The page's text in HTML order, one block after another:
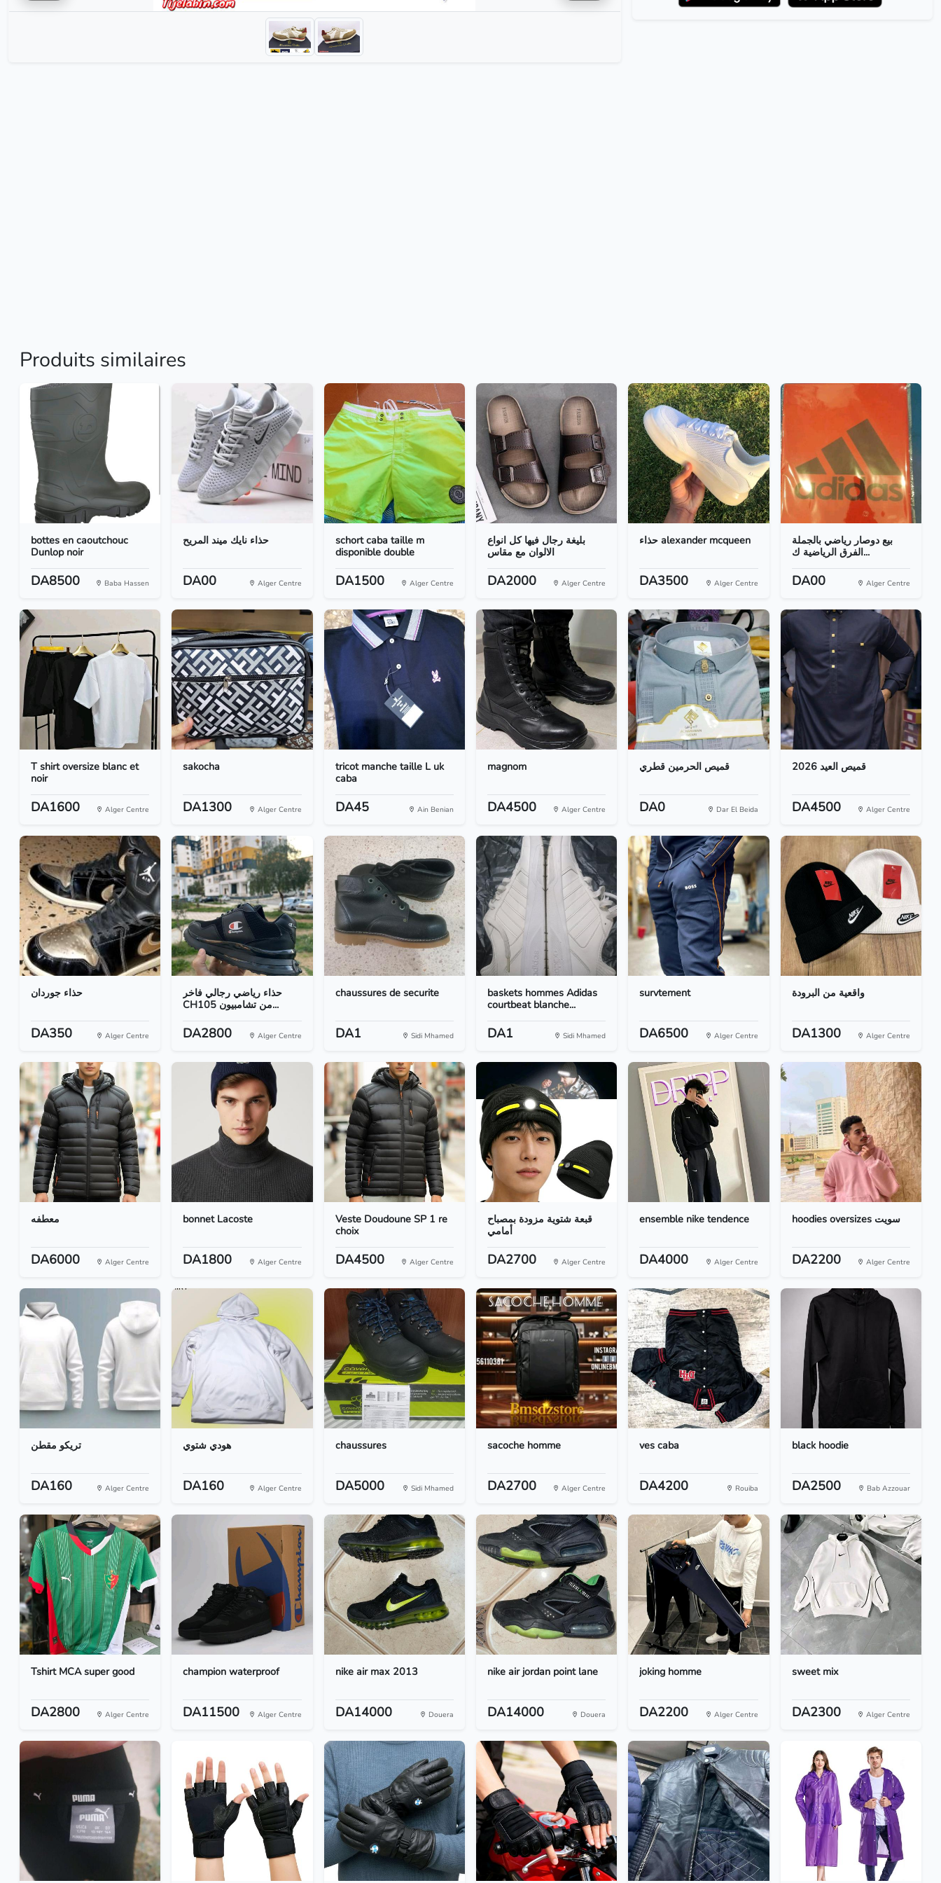
Produits similaires
bottes en caoutchouc
Dunlop noir
DA8500 Baba Hassen
حذاء نايك ميند المريح
DA00 Alger Centre
schort caba taille m
disponible double
DA1500 Alger Centre
بليغة رجال فيها كل انواع
الالوان مع مقاس
DA2000 Alger Centre
حذاء alexander mcqueen
DA3500 Alger Centre
بيع دوصار رياضي بالجملة
الفرق الرياضية ك...
DA00 Alger Centre
T shirt oversize blanc et
noir
DA1600 Alger Centre
sakocha
DA1300 Alger Centre
tricot manche taille L uk
caba
DA45 Ain Benian
magnom
DA4500 Alger Centre
قميص الحرمين قطري
DA0 Dar El Beida
قميص العيد 2026
DA4500 Alger Centre
حذاء جوردان
DA350 Alger Centre
حذاء رياضي رجالي فاخر
CH105 من تشامبيون...
DA2800 Alger Centre
chaussures de securite
DA1 Sidi Mhamed
baskets hommes Adidas
courtbeat blanche...
DA1 Sidi Mhamed
survtement
DA6500 Alger Centre
واقعية من البرودة
DA1300 Alger Centre
معطفه
DA6000 Alger Centre
bonnet Lacoste
DA1800 Alger Centre
Veste Doudoune SP 1 re
choix
DA4500 Alger Centre
قبعة شتوية مزودة بمصباح
أمامي
DA2700 Alger Centre
ensemble nike tendence
DA4000 Alger Centre
hoodies oversizes سويت
DA2200 Alger Centre
تريكو مقطن
DA160 Alger Centre
هودي شتوي
DA160 Alger Centre
chaussures
DA5000 Sidi Mhamed
sacoche homme
DA2700 Alger Centre
ves caba
DA4200 Rouiba
black hoodie
DA2500 Bab Azzouar
Tshirt MCA super good
DA2800 Alger Centre
champion waterproof
DA11500 Alger Centre
nike air max 2013
DA14000 Douera
nike air jordan point lane
DA14000 Douera
joking homme
DA2200 Alger Centre
sweet mix
DA2300 Alger Centre